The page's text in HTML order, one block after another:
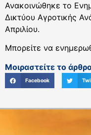
Ανακοινώθηκε το
Δικτύου Αγροτικής
Απριλίου.
Μπορείτε να
Μοιραστείτε το
Facebook